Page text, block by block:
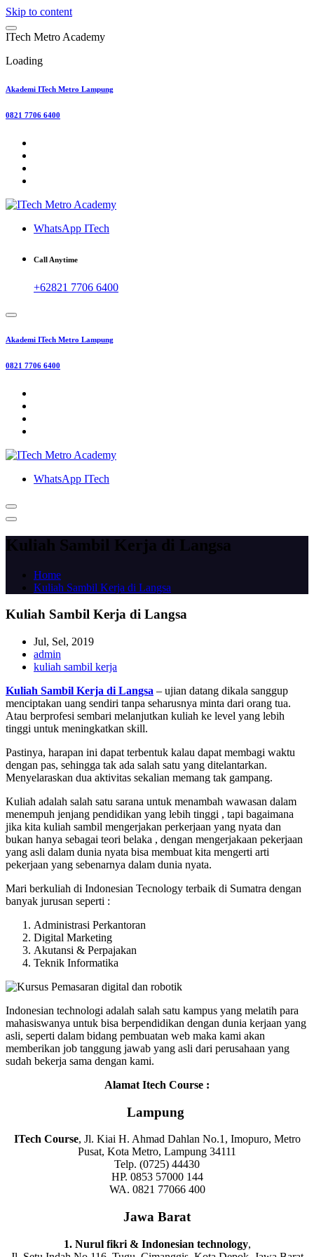
Skip to content
ITech Metro Academy
Loading
Akademi ITech Metro Lampung
0821 7706 6400
WhatsApp ITech
Call Anytime
+62821 7706 6400
Akademi ITech Metro Lampung
0821 7706 6400
WhatsApp ITech
Kuliah Sambil Kerja di Langsa
Home
Kuliah Sambil Kerja di Langsa
Kuliah Sambil Kerja di Langsa
Jul, Sel, 2019
admin
kuliah sambil kerja
Kuliah Sambil Kerja di Langsa – ujian datang dikala sanggup
menciptakan uang sendiri tanpa seharusnya minta dari orang tua.
Atau berprofesi sembari melanjutkan kuliah ke level yang lebih
tinggi untuk meningkatkan skill.
Pastinya, harapan ini dapat terbentuk kalau dapat membagi waktu
dengan pas, sehingga tak ada salah satu yang ditelantarkan.
Menyelaraskan dua aktivitas sekalian memang tak gampang.
Kuliah adalah salah satu sarana untuk menambah wawasan dalam
menempuh jenjang pendidikan yang lebih tinggi , tapi bagaimana
jika kita kuliah sambil mengerjakan perkerjaan yang nyata dan
bukan hanya sebagai teori belaka , dengan mengerjakaan pekerjaan
yang asli dalam dunia nyata bisa membuat kita mengerti arti
pekerjaan yang sebenarnya dalam dunia nyata.
Mari berkuliah di Indonesian Tecnology terbaik di Sumatra dengan
banyak jurusan seperti :
Administrasi Perkantoran
Digital Marketing
Akutansi & Perpajakan
Teknik Informatika
Indonesian technologi adalah salah satu kampus yang melatih para
mahasiswanya untuk bisa berpendidikan dengan dunia kerjaan yang
asli, seperti dalam bidang pembuatan web maka kami akan
memberikan job tanggung jawab yang asli dari perusahaan yang
sudah bekerja sama dengan kami.
Alamat Itech Course :
Lampung
ITech Course, Jl. Kiai H. Ahmad Dahlan No.1, Imopuro, Metro
Pusat, Kota Metro, Lampung 34111
Telp. (0725) 44430
HP. 0853 57000 144
WA. 0821 77066 400
Jawa Barat
1. Nurul fikri & Indonesian technology,